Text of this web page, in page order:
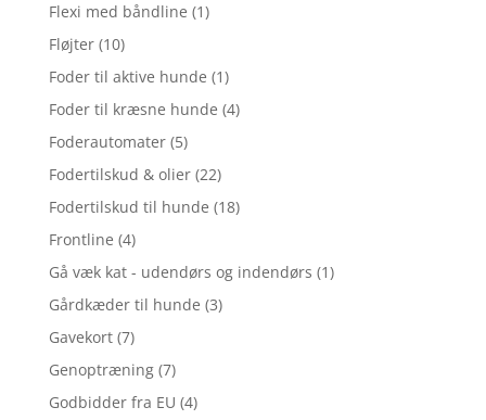
Flexi med båndline (1)
Fløjter (10)
Foder til aktive hunde (1)
Foder til kræsne hunde (4)
Foderautomater (5)
Fodertilskud & olier (22)
Fodertilskud til hunde (18)
Frontline (4)
Gå væk kat - udendørs og indendørs (1)
Gårdkæder til hunde (3)
Gavekort (7)
Genoptræning (7)
Godbidder fra EU (4)